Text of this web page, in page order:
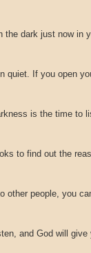
the dark just now in
quiet. If you open
is the time to
to find out the
other people, you
and God will give